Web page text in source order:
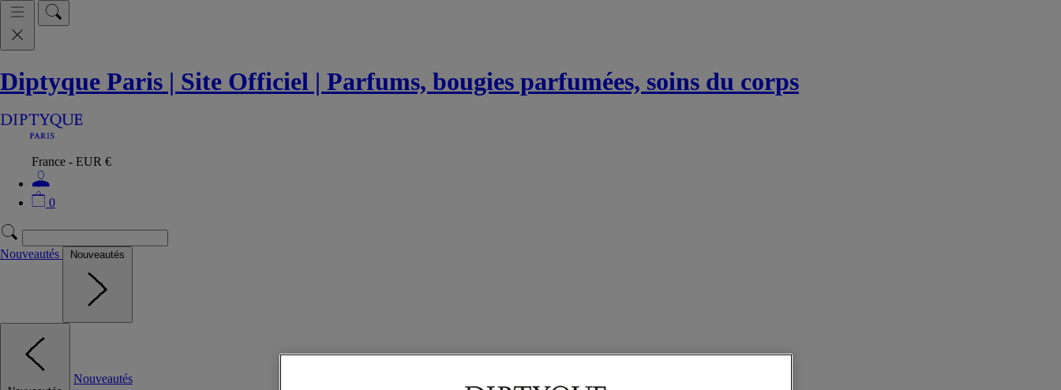
Diptyque Paris | Site Officiel | Parfums, bougies parfumées, soins du corps
France - EUR €
0
Nouveautés Nouveautés
Nouveautés